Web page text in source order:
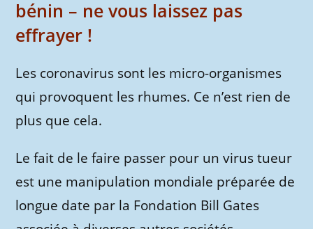
bénin – ne vous laissez pas
effrayer !
Les coronavirus sont les micro-organismes
qui provoquent les rhumes. Ce n’est rien de
plus que cela.
Le fait de le faire passer pour un virus tueur
est une manipulation mondiale préparée de
longue date par la Fondation Bill Gates